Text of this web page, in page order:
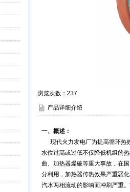
浏览次数： 237
产品详细介绍
一、概述：
现代火力发电厂为提高循环热
水位过高或过低不仅降低机组的
曲、加热器爆破等重大事故，在
分利用，加热器传热效果严重恶
汽水两相流动的影响而冲刷严重